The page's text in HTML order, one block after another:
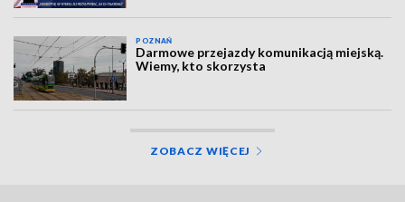
POZNAŃ
Darmowe przejazdy komunikacją miejską.
Wiemy, kto skorzysta
ZOBACZ WIĘCEJ